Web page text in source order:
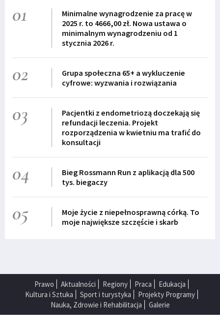
01
Minimalne wynagrodzenie za pracę w
2025 r. to 4666,00 zł. Nowa ustawa o
minimalnym wynagrodzeniu od 1
stycznia 2026 r.
02
Grupa społeczna 65+ a wykluczenie
cyfrowe: wyzwania i rozwiązania
03
Pacjentki z endometriozą doczekają się
refundacji leczenia. Projekt
rozporządzenia w kwietniu ma trafić do
konsultacji
04
Bieg Rossmann Run z aplikacją dla 500
tys. biegaczy
05
Moje życie z niepełnosprawną córką. To
moje największe szczęście i skarb
Prawo Aktualności Regiony Praca
Edukacja
Kultura i Sztuka
Sport i turystyka
Projekty Programy
Nauka, Zdrowie i Rehabilitacja
Galerie